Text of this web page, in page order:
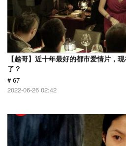
【越哥】近十年最好的都市爱情片，
了？
# 67
2022-06-26 02:42